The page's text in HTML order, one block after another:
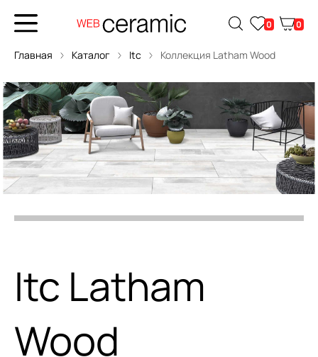
0 0
Главная Каталог Itc Коллекция Latham Wood
Itc Latham
Wood